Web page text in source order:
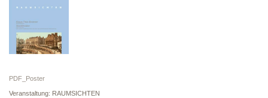
PDF_Poster
Veranstaltung: RAUMSICHTEN